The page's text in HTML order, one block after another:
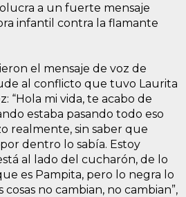
a un fuerte mensaje
infantil contra la flamante
el mensaje de voz de
al conflicto que tuvo Laurita
“Hola mi vida, te acabo de
estaba pasando todo eso
realmente, sin saber que
dentro lo sabía. Estoy
al lado del cucharón, de lo
es Pampita, pero lo negra lo
no cambian, no cambian”,